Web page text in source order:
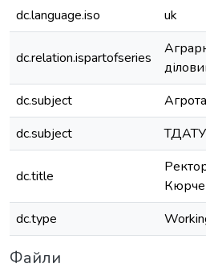
dc.language.iso
uk
dc.relation.ispartofseries
dc.subject
dc.subject
ТДАТУ
dc.title
dc.type
Файли